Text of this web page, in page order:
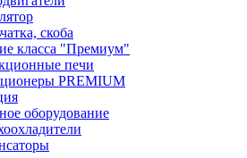
скоба
класса "Премиум"
печи
PREMIUM
оборудование